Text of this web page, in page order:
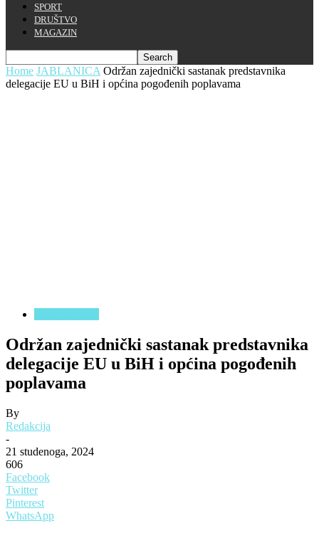
SPORT
DRUŠTVO
MAGAZIN
Home JABLANICA Održan zajednički sastanak predstavnika
delegacije EU u BiH i općina pogođenih poplavama
Održan zajednički sastanak predstavnika
delegacije EU u BiH i općina pogođenih
poplavama
By
Redakcija
-
21 studenoga, 2024
606
Facebook
Twitter
Pinterest
WhatsApp